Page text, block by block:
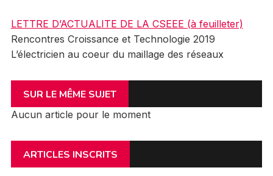
LETTRE D’ACTUALITE DE LA CSEEE (à feuilleter)
Rencontres Croissance et Technologie 2019
L’électricien au coeur du maillage des réseaux
SUR LE MÊME SUJET
Aucun article pour le moment
ARTICLES INSCRITS